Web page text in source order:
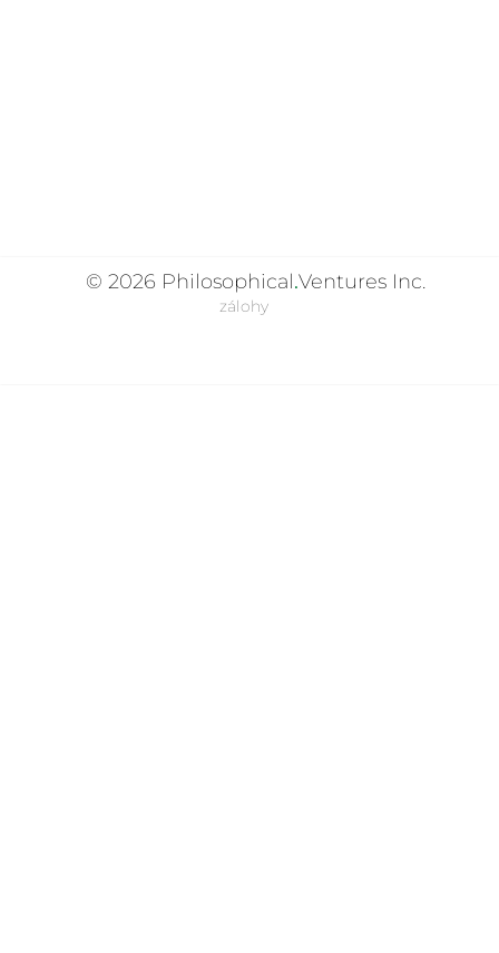
© 2026 Philosophical.Ventures Inc.
zálohy